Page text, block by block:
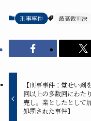
刑事事件 最高裁判決
【刑事事件：覚せい剤
回以上の多数回にわた
売し。業としたとして
処罰された事件】